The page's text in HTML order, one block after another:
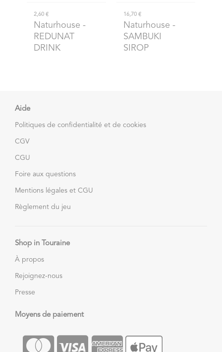
2,60 €
Naturhouse -
REDUNAT
DRINK
16,70 €
Naturhouse -
SAMBUKI
SIROP
Aide
Politiques de confidentialité et de cookies
CGV
CGU
Foire aux questions
Mentions légales et CGU
Règlement du jeu
Shop in Touraine
À propos
Rejoignez-nous
Presse
Moyens de paiement